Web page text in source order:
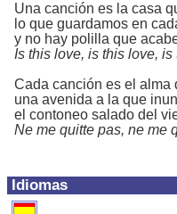
Idiomas
Una canción es la casa
lo que guardamos en
y no hay polilla que
Is this love, is this love, is
Cada canción es el alma
una avenida a la que
el contoneo salado del
Ne me quitte pas, ne me